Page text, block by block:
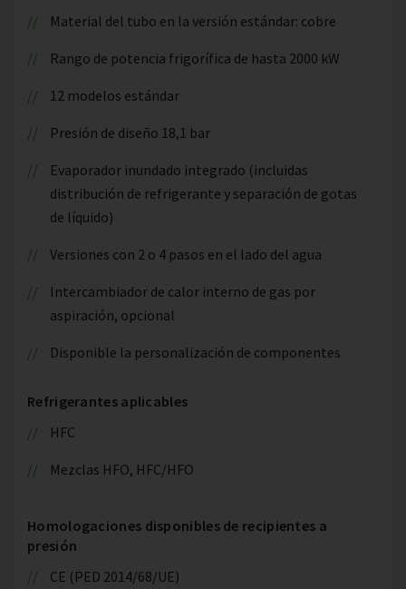
Material del tubo en la versión estándar: cobre
Rango de potencia frigorífica de hasta 2000 kW
12 modelos estándar
Presión de diseño 18,1 bar
Evaporador inundado integrado (incluidas
distribución de refrigerante y separación de gotas
de líquido)
Versiones con 2 o 4 pasos en el lado del agua
Intercambiador de calor interno de gas por
aspiración, opcional
Disponible la personalización de componentes
Refrigerantes aplicables
HFC
Mezclas HFO, HFC/HFO
Homologaciones disponibles de recipientes a
presión
CE (PED 2014/68/UE)